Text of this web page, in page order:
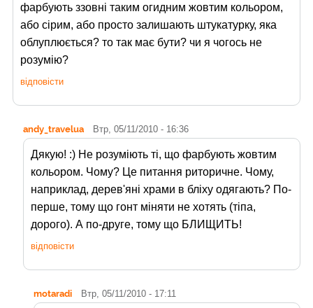
фарбують ззовні таким огидним жовтим кольором,
або сірим, або просто залишають штукатурку, яка
облуплюється? то так має бути? чи я чогось не
розумію?
відповісти
andy_travelua Втр, 05/11/2010 - 16:36
Дякую! :) Не розуміють ті, що фарбують жовтим
кольором. Чому? Це питання риторичне. Чому,
наприклад, дерев'яні храми в бліху одягають? По-
перше, тому що гонт міняти не хотять (тіпа,
дорого). А по-друге, тому що БЛИЩИТЬ!
відповісти
motaradi Втр, 05/11/2010 - 17:11